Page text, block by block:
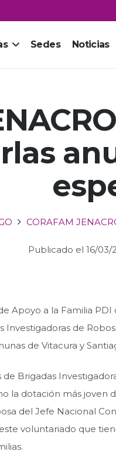
Sedes Noticias
CORAFAM
Publicado el 16/03/
Apoyo a la Familia
Investigadoras de
de Vitacura y
Brigadas
la dotación más joven
del Jefe Nacional
este voluntariado que